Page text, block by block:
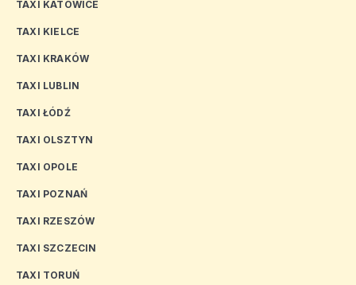
TAXI KATOWICE
TAXI KIELCE
TAXI KRAKÓW
TAXI LUBLIN
TAXI ŁÓDŹ
TAXI OLSZTYN
TAXI OPOLE
TAXI POZNAŃ
TAXI RZESZÓW
TAXI SZCZECIN
TAXI TORUŃ